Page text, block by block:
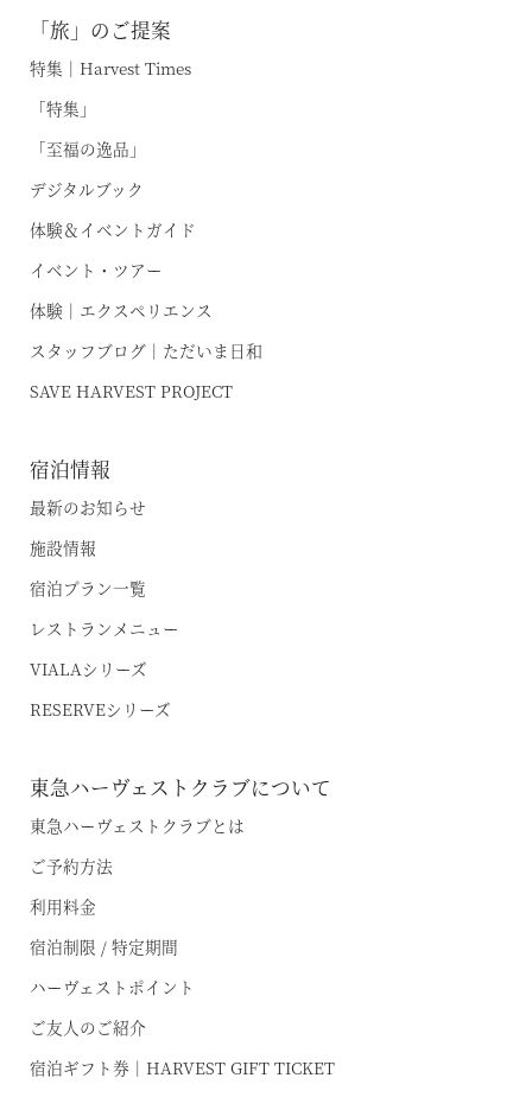
オンライン予約はこちら
法人予約（代行）はこちら
「旅」のご提案
特集｜Harvest Times
「特集」
「至福の逸品」
デジタルブック
体験＆イベントガイド
イベント・ツアー
体験｜エクスペリエンス
スタッフブログ｜ただいま日和
SAVE HARVEST PROJECT
宿泊情報
最新のお知らせ
施設情報
宿泊プラン一覧
レストランメニュー
VIALAシリーズ
RESERVEシリーズ
東急ハーヴェストクラブについて
東急ハーヴェストクラブとは
ご予約方法
利用料金
宿泊制限 / 特定期間
ハーヴェストポイント
ご友人のご紹介
宿泊ギフト券｜HARVEST GIFT TICKET